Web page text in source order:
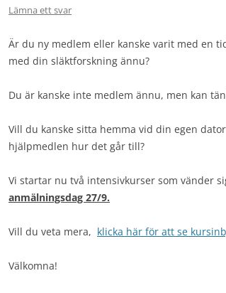
Lämna ett svar
Är du ny medlem eller kanske varit med en
med din släktforskning ännu?
Du är kanske inte medlem ännu, men kan
Vill du kanske sitta hemma vid din egen
hjälpmedlen hur det går till?
Vi startar nu två intensivkurser som vänder
anmälningsdag 27/9.
Vill du veta mera, klicka här för att se
Välkomna!